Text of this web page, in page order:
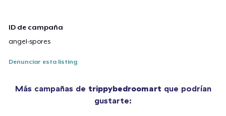
ID de campaña
angel-spores
Denunciar esta listing
Más campañas de trippybedroomart que podrían
gustarte: